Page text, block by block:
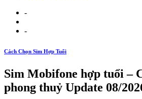
-
-
Cách Chọn Sim Hợp Tuổi
Sim Mobifone hợp tuổi –
phong thuỷ Update 08/